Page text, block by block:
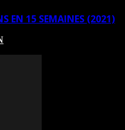
EN 15 SEMAINES (2021)